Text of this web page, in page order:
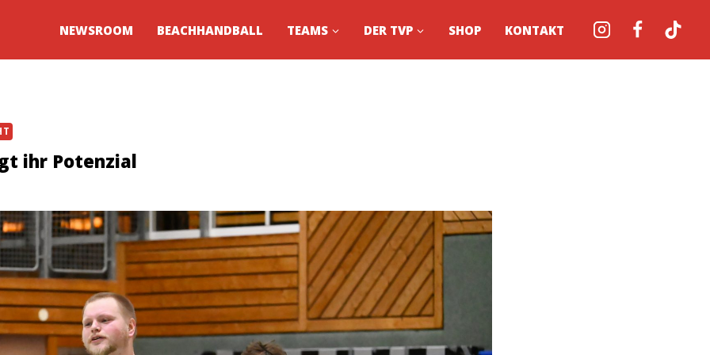
NEWSROOM BEACHHANDBALL TEAMS DER TVP SHOP KONTAKT
ihr Potenzial